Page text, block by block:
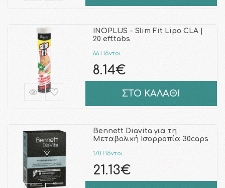
INOPLUS - Slim Fit Lipo CLA |
20 eff.tabs
66 Πόντοι
8.14€
ΣΤΟ ΚΑΛΑΘΙ
Bennett Diavita για τη
Μεταβολική Ισορροπία 30caps
170 Πόντοι
21.13€